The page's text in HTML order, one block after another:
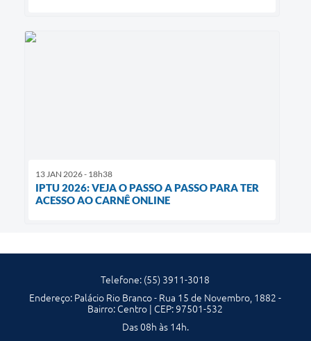
13 JAN 2026 - 18h38
IPTU 2026: VEJA O PASSO A PASSO PARA TER
ACESSO AO CARNÊ ONLINE
Telefone: (55) 3911-3018
Endereço: Palácio Rio Branco - Rua 15 de Novembro, 1882 -
Bairro: Centro | CEP: 97501-532
Das 08h às 14h.